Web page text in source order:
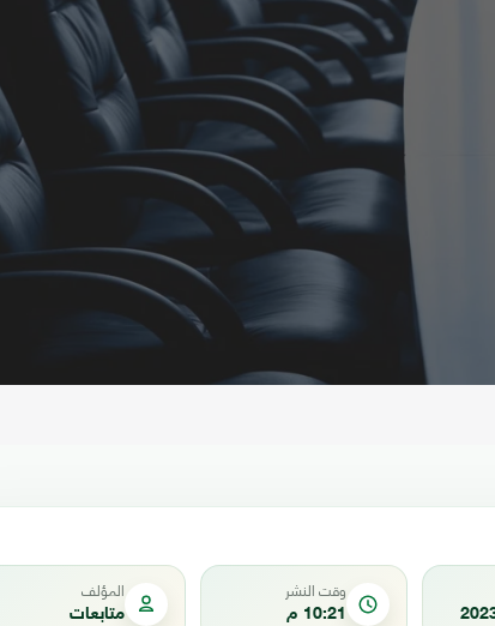
وقت النشر
10:21 م
المؤلف
متابعات